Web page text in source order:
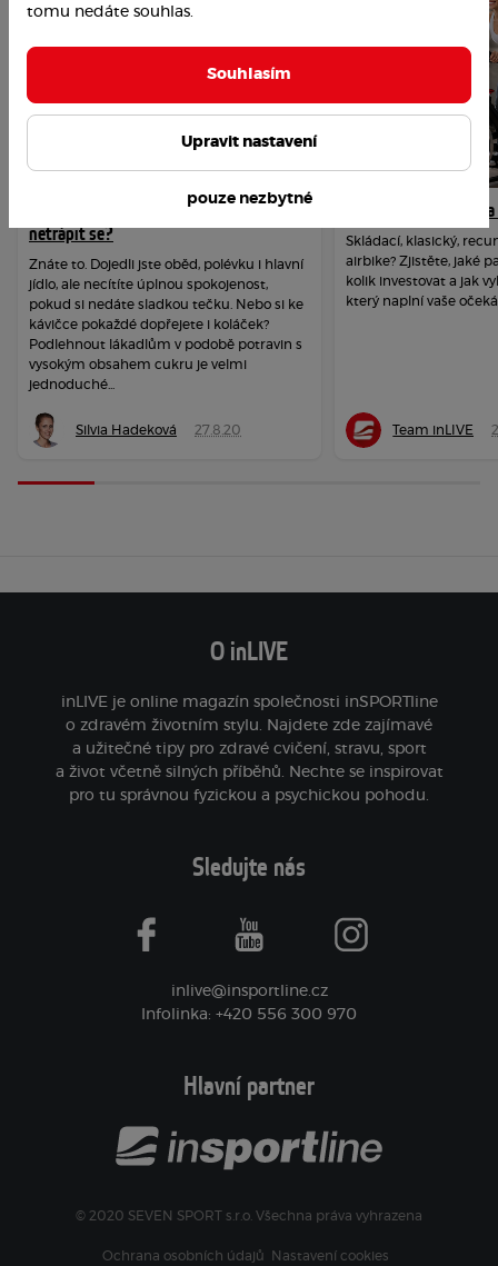
Jak překonat závislost na cukru a
netrápit se?
Znáte to. Dojedli jste oběd, polévku i hlavní
jídlo, ale necítíte úplnou spokojenost,
pokud si nedáte sladkou tečku. Nebo si ke
kávičce pokaždé dopřejete i koláček?
Podlehnout lákadlům v podobě potravin s
vysokým obsahem cukru je velmi
jednoduché...
Silvia Hadeková 27.8.20
Jak vybrat rotoped
Skládací, klasický,
airbike? Zjistěte, jaké
kolik investovat a jak
který naplní vaše
Team inLIVE
O inLIVE
inLIVE je online magazín společnosti inSPORTline
o zdravém životním stylu. Najdete zde zajímavé
a užitečné tipy pro zdravé cvičení, stravu, sport
a život včetně silných příběhů. Nechte se inspirovat
pro tu správnou fyzickou a psychickou pohodu.
Sledujte nás
facebook youtube instagram
inlive@insportline.cz
Infolinka: +420 556 300 970
Hlavní partner
© 2020 SEVEN SPORT s.r.o. Všechna práva vyhrazena
Ochrana osobních údajů Nastavení cookies
tomu nedáte souhlas.
Souhlasím
Upravit nastavení
pouze nezbytné